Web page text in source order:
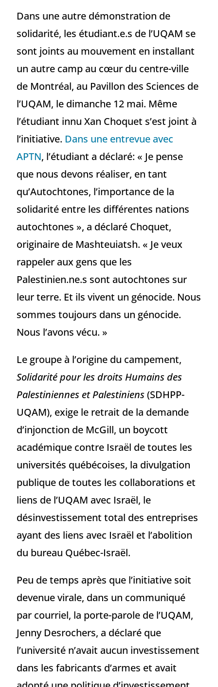
Dans une autre démonstration de
solidarité, les étudiant.e.s de l’UQAM se
sont joints au mouvement en installant
un autre camp au cœur du centre-ville
de Montréal, au Pavillon des Sciences de
l’UQAM, le dimanche 12 mai. Même
l’étudiant innu Xan Choquet s’est joint à
l’initiative. Dans une entrevue avec
APTN, l’étudiant a déclaré: « Je pense
que nous devons réaliser, en tant
qu’Autochtones, l’importance de la
solidarité entre les différentes nations
autochtones », a déclaré Choquet,
originaire de Mashteuiatsh. « Je veux
rappeler aux gens que les
Palestinien.ne.s sont autochtones sur
leur terre. Et ils vivent un génocide. Nous
sommes toujours dans un génocide.
Nous l’avons vécu. »
Le groupe à l’origine du campement,
Solidarité pour les droits Humains des
Palestiniennes et Palestiniens(SDHPP-
UQAM), exige le retrait de la demande
d’injonction de McGill, un boycott
académique contre Israël de toutes les
universités québécoises, la divulgation
publique de toutes les collaborations et
liens de l’UQAM avec Israël, le
désinvestissement total des entreprises
ayant des liens avec Israël et l’abolition
du bureau Québec-Israël.
Peu de temps après que l’initiative soit
devenue virale, dans un communiqué
par courriel, la porte-parole de l’UQAM,
Jenny Desrochers, a déclaré que
l’université n’avait aucun investissement
dans les fabricants d’armes et avait